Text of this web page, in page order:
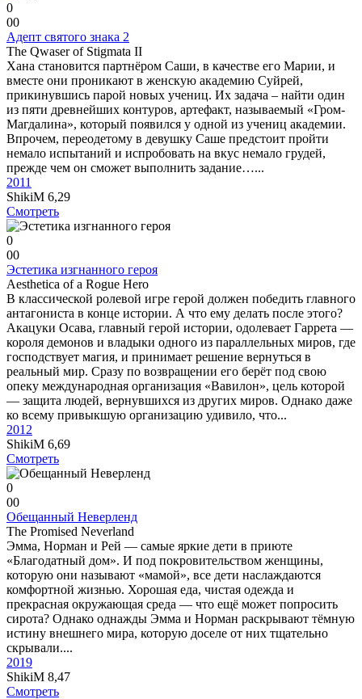
0
00
Адепт святого знака 2
The Qwaser of Stigmata II
Хана становится партнёром Саши, в качестве его Марии, и
вместе они проникают в женскую академию Суйрей,
прикинувшись парой новых учениц. Их задача – найти один
из пяти древнейших контуров, артефакт, называемый «Гром-
Магдалина», который появился у одной из учениц академии.
Впрочем, переодетому в девушку Саше предстоит пройти
немало испытаний и испробовать на вкус немало грудей,
прежде чем он сможет выполнить задание…...
2011
ShikiM 6,29
Смотреть
0
00
Эстетика изгнанного героя
Aesthetica of a Rogue Hero
В классической ролевой игре герой должен победить главного
антагониста в конце истории. А что ему делать после этого?
Акацуки Осава, главный герой истории, одолевает Гаррета —
короля демонов и владыки одного из параллельных миров, где
господствует магия, и принимает решение вернуться в
реальный мир. Сразу по возвращении его берёт под свою
опеку международная организация «Вавилон», цель которой
— защита людей, вернувшихся из других миров. Однако даже
ко всему привыкшую организацию удивило, что...
2012
ShikiM 6,69
Смотреть
0
00
Обещанный Неверленд
The Promised Neverland
Эмма, Норман и Рей — самые яркие дети в приюте
«Благодатный дом». И под покровительством женщины,
которую они называют «мамой», все дети наслаждаются
комфортной жизнью. Хорошая еда, чистая одежда и
прекрасная окружающая среда — что ещё может попросить
сирота? Однако однажды Эмма и Норман раскрывают тёмную
истину внешнего мира, которую доселе от них тщательно
скрывали....
2019
ShikiM 8,47
Смотреть